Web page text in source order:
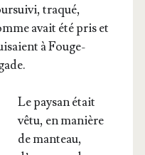
tra­qué,
avait été pris et
à Fou­ge­
Le pay­san était
vêtu, en manière
de man­teau,